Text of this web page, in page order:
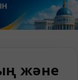
және